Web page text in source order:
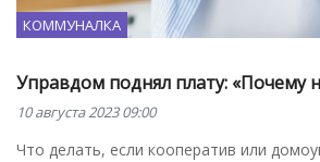
КОММУНАЛКА
Управдом поднял плату: «Почему
10 августа 2023 09:00
Что делать, если кооператив или